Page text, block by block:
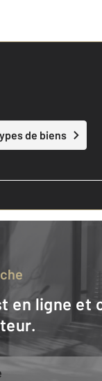
de biens